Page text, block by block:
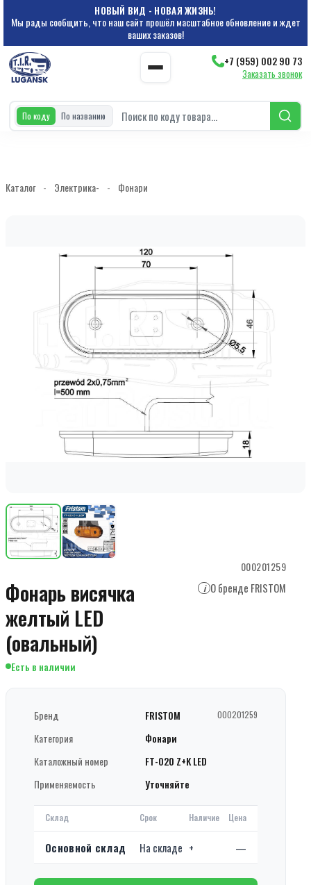
НОВЫЙ ВИД - НОВАЯ ЖИЗНЬ!
Мы рады сообщить, что наш сайт прошёл масштабное обновление и ждет
ваших заказов!
+7 (959) 002 90 73
Заказать звонок
По коду По названию
Каталог - Электрика- - Фонари
000201259
Фонарь висячка
желтый LED
(овальный)
i О бренде FRISTOM
Есть в наличии
Бренд FRISTOM 000201259
Категория
Фонари
Каталожный номер
FT-020 Z+K LED
Применяемость
Уточняйте
Склад Срок Наличие Цена
Основной склад На складе + —